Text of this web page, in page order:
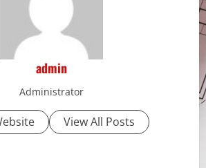
admin
Administrator
View All Posts